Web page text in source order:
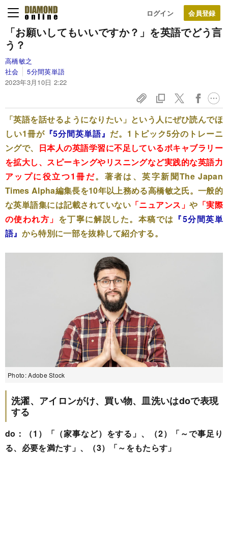
ログイン
「お願いしてもいいですか？」を英語でどう言
う？
高橋敏之
社会
5分間英単語
2023年3月10日 2:22
「英語を話せるようになりたい」という人にぜひ読んでほ
しい1冊が『5分間英単語』 だ。1トピック5分のトレーニ
ングで、 日本人の英語学習に不足しているボキャブラリー
を拡大し、スピーキングやリスニングなど実践的な英語力
アップに役立つ1冊だ。著者は、英字新聞The Japan
Times Alpha編集長を10年以上務める高橋敏之氏。一般的
な英単語集には記載されていない「ニュアンス」や 「実際
の使われ方」 を丁寧に解説した。本稿では 『5分間英単
語』 から特別に一部を抜粋して紹介する。
Photo: Adobe Stock
洗濯、アイロンがけ、買い物、皿洗いはdoで表現
する
do：（1）「（家事など）をする」、（2）「～で事足り
る、必要を満たす」、（3）「～をもたらす」